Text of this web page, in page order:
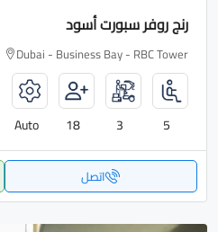
رنج روفر سبورت أسود
Dubai - Business Bay - RBC Tower
5
3
18
Auto
اتصل